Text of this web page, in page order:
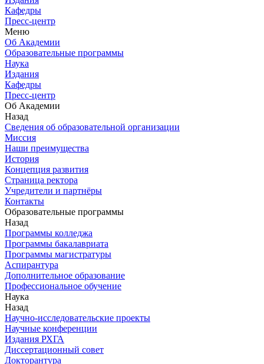
Кафедры
Пресс-центр
Меню
Об Академии
Образовательные программы
Наука
Издания
Кафедры
Пресс-центр
Об Академии
Назад
Сведения об образовательной организации
Миссия
Наши преимущества
История
Концепция развития
Страница ректора
Учредители и партнёры
Контакты
Образовательные программы
Назад
Программы колледжа
Программы бакалавриата
Программы магистратуры
Аспирантура
Дополнительное образование
Профессиональное обучение
Наука
Назад
Научно-исследовательские проекты
Научные конференции
Издания РХГА
Диссертационный совет
Докторантура